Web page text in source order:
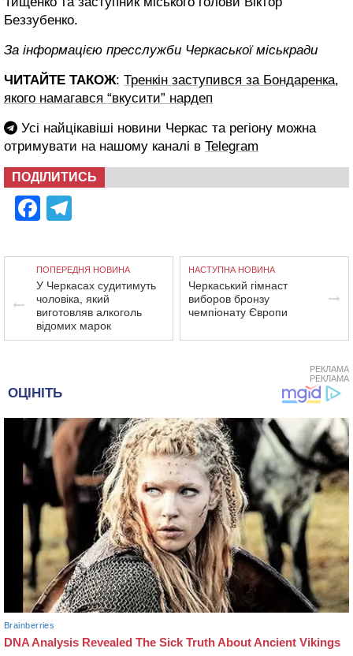
Беззубенко.
За інформацією пресслужби Черкаської міськради
ЧИТАЙТЕ ТАКОЖ: Тренкін заступився за Бондаренка,
якого намагався “вкусити” нардеп
Усі найцікавіші новини Черкас та регіону можна
отримувати на нашому каналі в Telegram
ПОДІЛИТИСЬ
Facebook
ПОПЕРЕДНЯ НОВИНА
У Черкасах судитимуть
чоловіка, який
виготовляв алкоголь
відомих марок
НАСТУПНА НОВИНА
Черкаський гімнаст
виборов бронзу
чемпіонату Європи
РЕКЛАМА
РЕКЛАМА